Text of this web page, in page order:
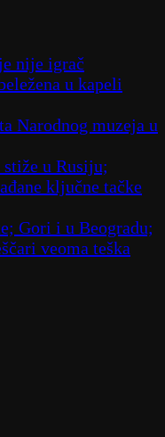
nije igrač
u kapeli
Narodnog muzeja u
stiže u Rusiju;
ključne tačke
Gori i u Beogradu;
veoma teška